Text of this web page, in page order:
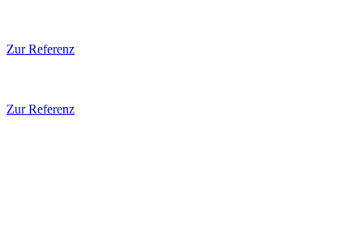
Zur Referenz
Zur Referenz